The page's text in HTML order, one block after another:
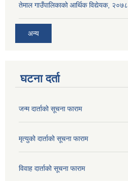
तेमाल गाउँपालिकाको आर्थिक विद्येयक, २०७८
अन्य
घटना दर्ता
जन्म दार्ताको सूचना फाराम
मृत्युको दार्ताको सूचना फाराम
विवाह दार्ताको सूचना फाराम